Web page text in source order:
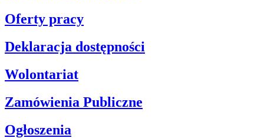
Oferty pracy
Deklaracja dostępności
Wolontariat
Zamówienia Publiczne
Ogłoszenia